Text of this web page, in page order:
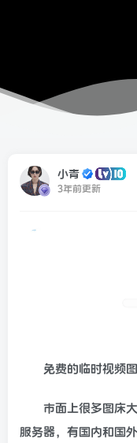
小青
3年前更新
免费的临时视频图
市面上很多图床
服务器，有国内和国